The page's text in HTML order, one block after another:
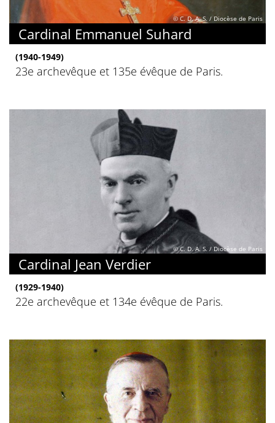
© C. D. A. S. / Diocèse de Paris
Cardinal Emmanuel Suhard
(1940-1949)
23e archevêque et 135e évêque de Paris.
© C. D. A. S. / Diocèse de Paris
Cardinal Jean Verdier
(1929-1940)
22e archevêque et 134e évêque de Paris.